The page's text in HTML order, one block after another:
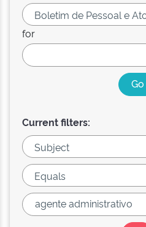
for
Current filters: